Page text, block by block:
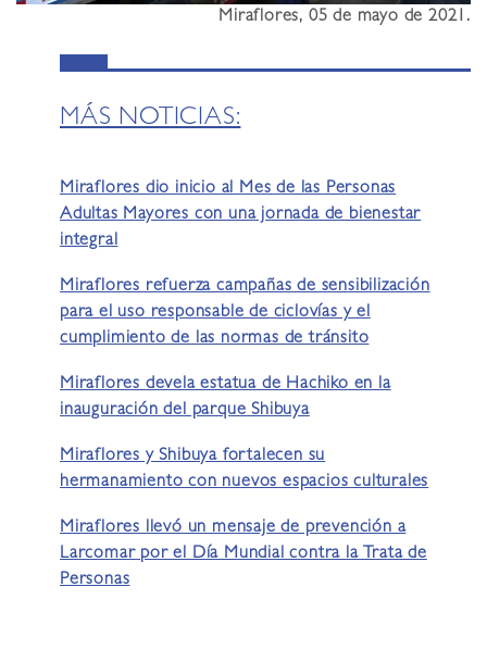
Miraflores, 05 de mayo de 2021.
MÁS NOTICIAS:
Miraflores dio inicio al Mes de las Personas
Adultas Mayores con una jornada de bienestar
integral
Miraflores refuerza campañas de sensibilización
para el uso responsable de ciclovías y el
cumplimiento de las normas de tránsito
Miraflores devela estatua de Hachiko en la
inauguración del parque Shibuya
Miraflores y Shibuya fortalecen su
hermanamiento con nuevos espacios culturales
Miraflores llevó un mensaje de prevención a
Larcomar por el Día Mundial contra la Trata de
Personas